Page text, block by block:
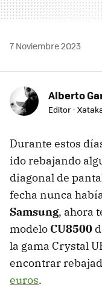
7 Noviembre 2023
Alberto
Editor -
Durante estos
ido rebajando
diagonal de
fecha nunca
Samsung, ahora
modelo CU8500
la gama Crystal
encontrar
euros.